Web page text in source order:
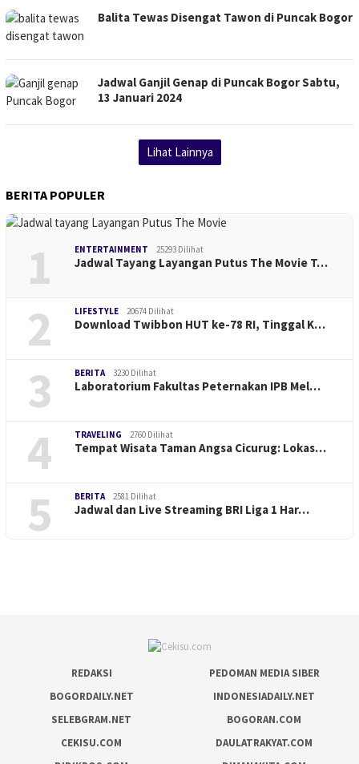
Balita Tewas Disengat Tawon di Puncak Bogor
Jadwal Ganjil Genap di Puncak Bogor Sabtu,
13 Januari 2024
Lihat Lainnya
BERITA POPULER
1 ENTERTAINMENT 25293 Dilihat
Jadwal Tayang Layangan Putus The Movie T…
2 LIFESTYLE 20674 Dilihat
Download Twibbon HUT ke-78 RI, Tinggal K…
3 BERITA 3230 Dilihat
Laboratorium Fakultas Peternakan IPB Mel…
4 TRAVELING 2760 Dilihat
Tempat Wisata Taman Angsa Cicurug: Lokas…
5 BERITA 2581 Dilihat
Jadwal dan Live Streaming BRI Liga 1 Har…
REDAKSI
PEDOMAN MEDIA SIBER
BOGORDAILY.NET
INDONESIADAILY.NET
SELEBGRAM.NET
BOGORAN.COM
CEKISU.COM
DAULATRAKYAT.COM